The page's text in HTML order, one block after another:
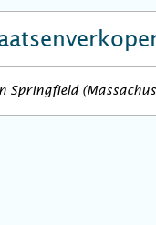
Springfield